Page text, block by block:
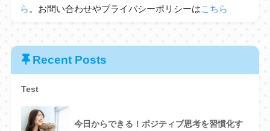
ら。お問い合わせやプライバシーポリシーはこちら
Recent Posts
Test
今日からできる！ポジティブ思考を習慣化す